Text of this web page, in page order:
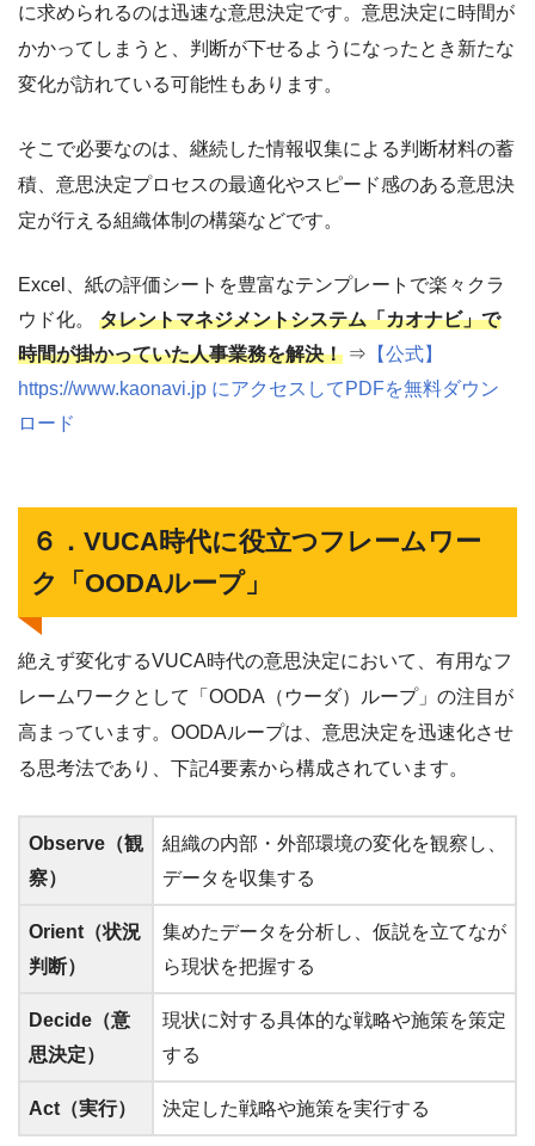
に求められるのは迅速な意思決定です。意思決定に時間が
かかってしまうと、判断が下せるようになったとき新たな
変化が訪れている可能性もあります。
そこで必要なのは、継続した情報収集による判断材料の蓄
積、意思決定プロセスの最適化やスピード感のある意思決
定が行える組織体制の構築などです。
Excel、紙の評価シートを豊富なテンプレートで楽々クラ
ウド化。 タレントマネジメントシステム「カオナビ」で
時間が掛かっていた人事業務を解決！ ⇒ 【公式】
https://www.kaonavi.jp にアクセスしてPDFを無料ダウン
ロード
６．VUCA時代に役立つフレームワー
ク「OODAループ」
絶えず変化するVUCA時代の意思決定において、有用なフ
レームワークとして「OODA（ウーダ）ループ」の注目が
高まっています。OODAループは、意思決定を迅速化させ
る思考法であり、下記4要素から構成されています。
Observe（観
察）
組織の内部・外部環境の変化を観察し、
データを収集する
Orient（状況
判断）
集めたデータを分析し、仮説を立てなが
ら現状を把握する
Decide（意
思決定）
現状に対する具体的な戦略や施策を策定
する
Act（実行） 決定した戦略や施策を実行する